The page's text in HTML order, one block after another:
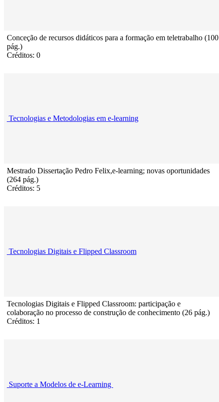
Conceção de recursos didáticos para a formação em teletrabalho (100
pág.)
Créditos: 0
Tecnologias e Metodologias em e-learning
Mestrado Dissertação Pedro Felix,e-learning; novas oportunidades
(264 pág.)
Créditos: 5
Tecnologias Digitais e Flipped Classroom
Tecnologias Digitais e Flipped Classroom: participação e
colaboração no processo de construção de conhecimento (26 pág.)
Créditos: 1
Suporte a Modelos de e-Learning